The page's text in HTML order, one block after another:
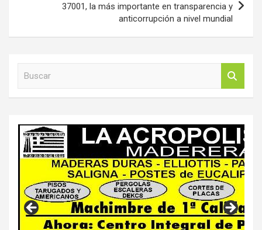
37001, la más importante en transparencia y
anticorrupción a nivel mundial
r